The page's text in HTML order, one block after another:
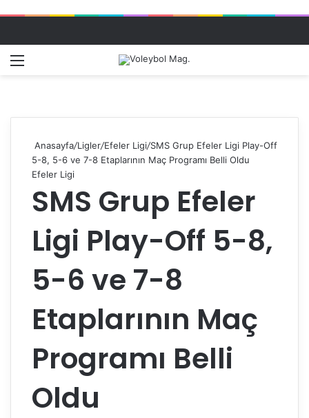
Anasayfa/Ligler/Efeler Ligi/SMS Grup Efeler Ligi Play-Off
5-8, 5-6 ve 7-8 Etaplarının Maç Programı Belli Oldu
Efeler Ligi
SMS Grup Efeler
Ligi Play-Off 5-8,
5-6 ve 7-8
Etaplarının Maç
Programı Belli
Oldu